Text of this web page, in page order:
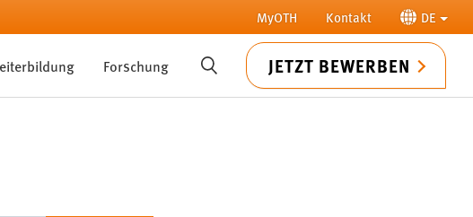
MyOTH Kontakt DE
Forschung SUCHE JETZT BEWERBEN